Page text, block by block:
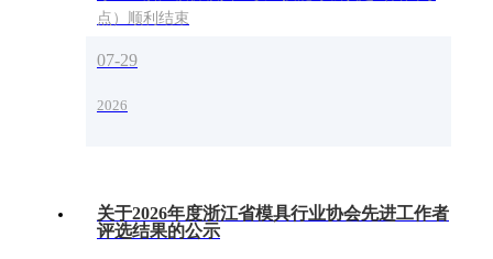
点）顺利结束
07-29
2026
关于2026年度浙江省模具行业协会先进工作者
评选结果的公示